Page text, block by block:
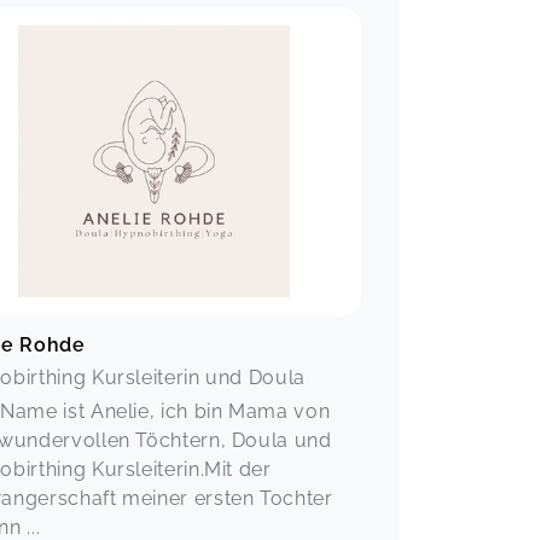
Rohde
Kursleiterin und Doula
ist Anelie, ich bin Mama von
Töchtern, Doula und
Kursleiterin.Mit der
meiner ersten Tochter
...